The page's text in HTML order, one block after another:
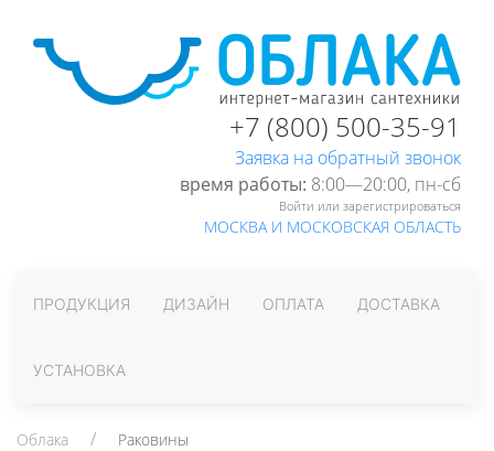
+7 (800) 500-35-91
Заявка на обратный звонок
время работы: 8:00—20:00, пн-cб
Войти или зарегистрироваться
МОСКВА И МОСКОВСКАЯ ОБЛАСТЬ
ПРОДУКЦИЯ ДИЗАЙН ОПЛАТА ДОСТАВКА
УСТАНОВКА
Облака Раковины